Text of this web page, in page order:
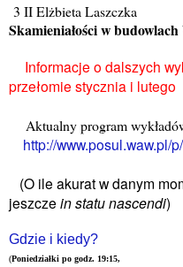
3 II Elżbieta Laszczka
Skamieniałości w
Informacje o dalszych
przełomie stycznia i lutego
Aktualny program
http://www.posul.waw.pl/
(O ile akurat w danym
jeszcze in statu nascendi)
Gdzie i kiedy?
(Poniedziałki po godz. 19:15,